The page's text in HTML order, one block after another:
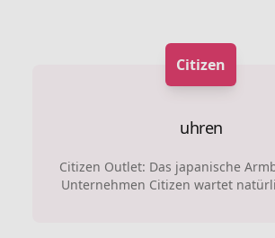
Citizen
uhren
Citizen Outlet: Das japanische
Unternehmen Citizen wartet